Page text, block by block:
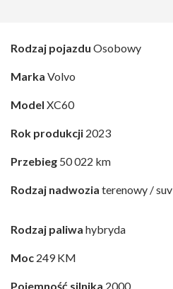
Rodzaj pojazdu Osobowy
Marka Volvo
Model XC60
Rok produkcji 2023
Przebieg 50 022 km
Rodzaj nadwozia terenowy / suv
Rodzaj paliwa hybryda
Moc 249 KM
Pojemność silnika 2000